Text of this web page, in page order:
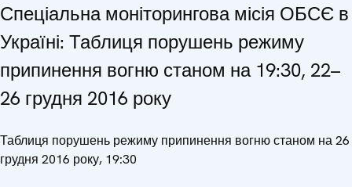
Спеціальна моніторингова місія ОБСЄ в
Україні: Таблиця порушень режиму
припинення вогню станом на 19:30, 22–
26 грудня 2016 року
Таблиця порушень режиму припинення вогню станом на 26
грудня 2016 року, 19:30